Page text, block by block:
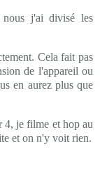
j'ai divisé les
Cela fait pas
de l'appareil ou
en aurez plus que
4, je filme et hop au
et on n'y voit rien.